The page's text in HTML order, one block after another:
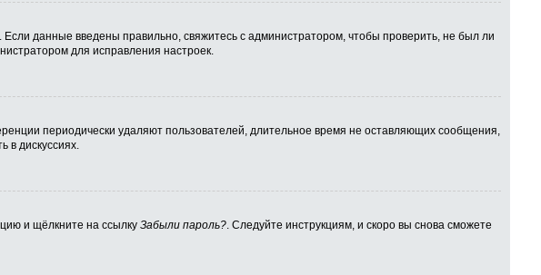
данные введены правильно, свяжитесь с администратором, чтобы проверить, не был ли
для исправления настроек.
периодически удаляют пользователей, длительное время не оставляющих сообщения,
в дискуссиях.
и щёлкните на ссылку Забыли пароль?. Следуйте инструкциям, и скоро вы снова сможете